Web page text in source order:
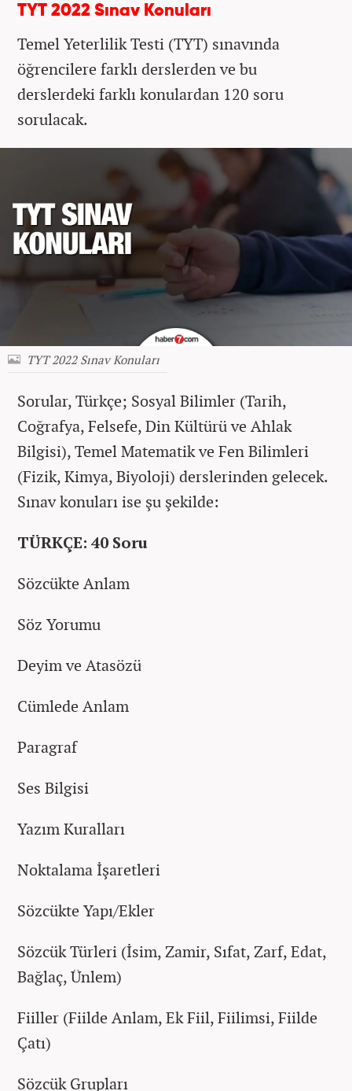
TYT 2022 Sınav Konuları
Temel Yeterlilik Testi (TYT) sınavında
öğrencilere farklı derslerden ve bu
derslerdeki farklı konulardan 120 soru
sorulacak.
TYT 2022 Sınav Konuları
Sorular, Türkçe; Sosyal Bilimler (Tarih,
Coğrafya, Felsefe, Din Kültürü ve Ahlak
Bilgisi), Temel Matematik ve Fen Bilimleri
(Fizik, Kimya, Biyoloji) derslerinden gelecek.
Sınav konuları ise şu şekilde:
TÜRKÇE: 40 Soru
Sözcükte Anlam
Söz Yorumu
Deyim ve Atasözü
Cümlede Anlam
Paragraf
Ses Bilgisi
Yazım Kuralları
Noktalama İşaretleri
Sözcükte Yapı/Ekler
Sözcük Türleri (İsim, Zamir, Sıfat, Zarf, Edat,
Bağlaç, Ünlem)
Fiiller (Fiilde Anlam, Ek Fiil, Fiilimsi, Fiilde
Çatı)
Sözcük Grupları